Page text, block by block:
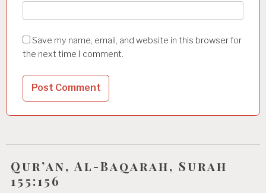
Save my name, email, and website in this browser for
the next time I comment.
Qur’an, Al-Baqarah, Surah
155:156